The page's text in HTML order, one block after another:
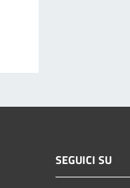
SEGUICI SU